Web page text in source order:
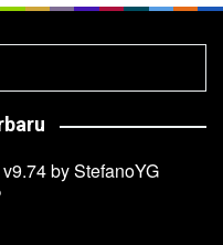
by StefanoYG